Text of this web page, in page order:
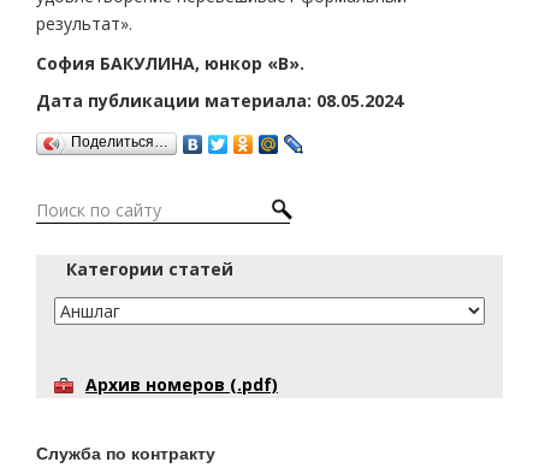
результат».
София БАКУЛИНА, юнкор «В».
Дата публикации материала: 08.05.2024
Поделиться…
Категории статей
Архив номеров (.pdf)
Служба по контракту